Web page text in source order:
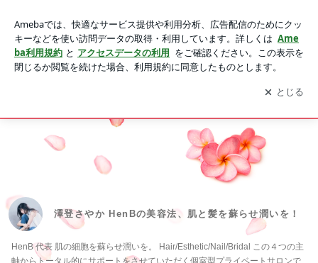
アプリをダウンロードして ブログの更新通知
を受け取りまし
ょう。
開く
澤登さやか HenBの美容法、肌と髪を蘇らせ潤いを！
HenB 代表 肌の細胞を蘇らせ潤いを。 Hair/Esthetic/Nail/Bridal この４つの主
軸からトータル的にサポートをさせていただく個室型プライベートサロンで